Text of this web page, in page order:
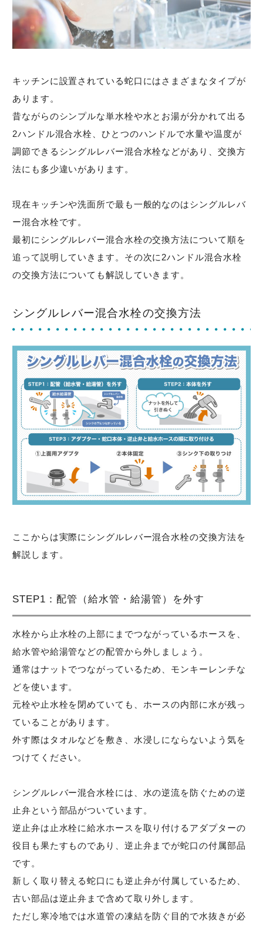
キッチンに設置されている蛇口にはさまざまなタイプが
あります。
昔ながらのシンプルな単水栓や水とお湯が分かれて出る
2ハンドル混合水栓、ひとつのハンドルで水量や温度が
調節できるシングルレバー混合水栓などがあり、交換方
法にも多少違いがあります。
現在キッチンや洗面所で最も一般的なのはシングルレバ
ー混合水栓です。
最初にシングルレバー混合水栓の交換方法について順を
追って説明していきます。その次に2ハンドル混合水栓
の交換方法についても解説していきます。
シングルレバー混合水栓の交換方法
ここからは実際にシングルレバー混合水栓の交換方法を
解説します。
STEP1：配管（給水管・給湯管）を外す
水栓から止水栓の上部にまでつながっているホースを、
給水管や給湯管などの配管から外しましょう。
通常はナットでつながっているため、モンキーレンチな
どを使います。
元栓や止水栓を閉めていても、ホースの内部に水が残っ
ていることがあります。
外す際はタオルなどを敷き、水浸しにならないよう気を
つけてください。
シングルレバー混合水栓には、水の逆流を防ぐための逆
止弁という部品がついています。
逆止弁は止水栓に給水ホースを取り付けるアダプターの
役目も果たすものであり、逆止弁までが蛇口の付属部品
です。
新しく取り替える蛇口にも逆止弁が付属しているため、
古い部品は逆止弁まで含めて取り外します。
ただし寒冷地では水道管の凍結を防ぐ目的で水抜きが必